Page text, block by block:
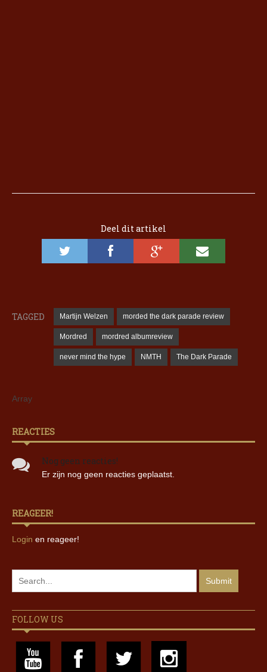
Deel dit artikel
TAGGED Martijn Welzen morded the dark parade review
Mordred mordred albumreview
never mind the hype NMTH The Dark Parade
Array
REACTIES
Nog geen reacties!
Er zijn nog geen reacties geplaatst.
REAGEER!
Login en reageer!
FOLLOW US